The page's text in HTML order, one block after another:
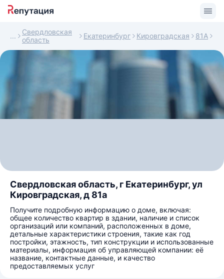
Свердловская
область
Екатеринбург Кировградская 81А
Свердловская область, г Екатеринбург, ул
Кировградская, д 81а
Получите подробную информацию о доме, включая:
общее количество квартир в здании, наличие и список
организаций или компаний, расположенных в доме,
детальные характеристики строения, такие как год
постройки, этажность, тип конструкции и использованные
материалы, информация об управляющей компании: её
название, контактные данные, и качество
предоставляемых услуг